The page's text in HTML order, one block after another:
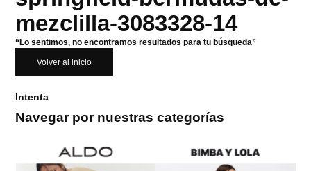
mezclilla-3083328-14
“Lo sentimos, no encontramos resultados para tu búsqueda”
Volver al inicio
Intenta
Navegar por nuestras categorías